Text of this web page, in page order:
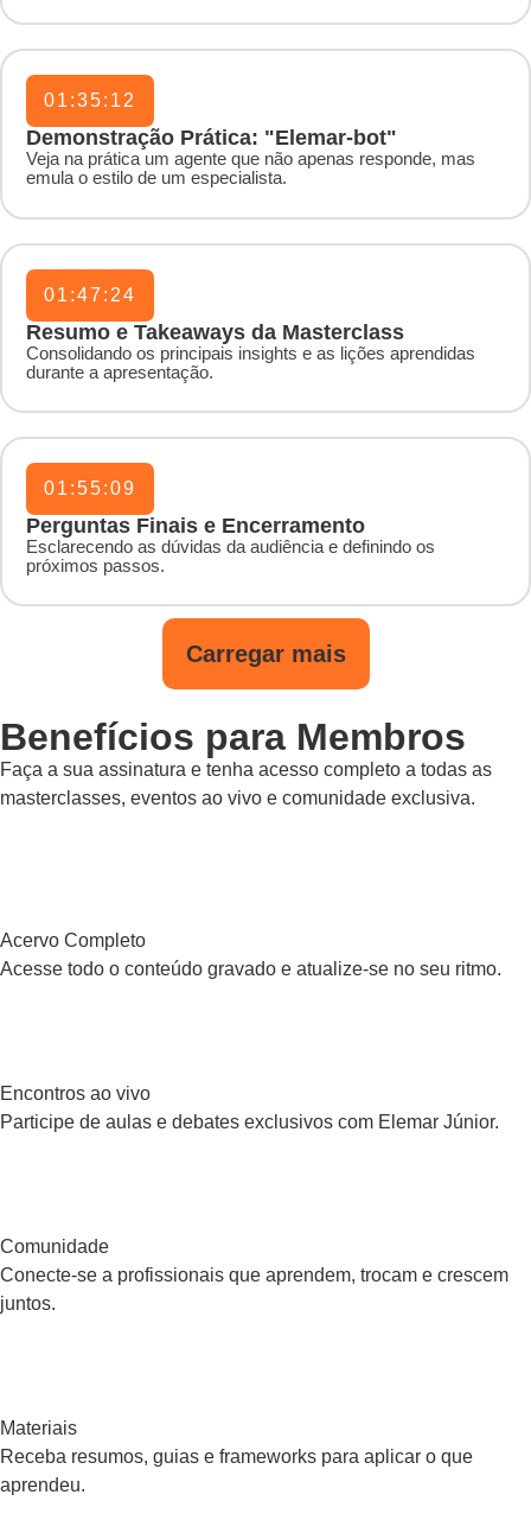
01:35:12
Demonstração Prática: "Elemar-bot"
Veja na prática um agente que não apenas responde, mas
emula o estilo de um especialista.
01:47:24
Resumo e Takeaways da Masterclass
Consolidando os principais insights e as lições aprendidas
durante a apresentação.
01:55:09
Perguntas Finais e Encerramento
Esclarecendo as dúvidas da audiência e definindo os
próximos passos.
Carregar mais
Benefícios para Membros
Faça a sua assinatura e tenha acesso completo a todas as
masterclasses, eventos ao vivo e comunidade exclusiva.
Acervo Completo
Acesse todo o conteúdo gravado e atualize-se no seu ritmo.
Encontros ao vivo
Participe de aulas e debates exclusivos com Elemar Júnior.
Comunidade
Conecte-se a profissionais que aprendem, trocam e crescem
juntos.
Materiais
Receba resumos, guias e frameworks para aplicar o que
aprendeu.